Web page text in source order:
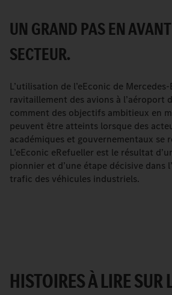
UN GRAND PAS EN
SECTEUR.
L’utilisation de l’eEconic de
ravitaillement des avions à l’aéroport
comment des objectifs ambitieux en
peuvent être atteints lorsque des
académiques et gouvernementaux se
L’eEconic eRefueller est le résultat
pionnier et d’une étape décisive dans
trafic des véhicules industriels.
HISTOIRES À LIRE SUR